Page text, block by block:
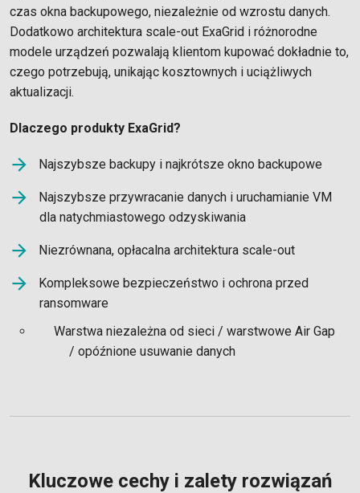
czas okna backupowego, niezależnie od wzrostu danych.
Dodatkowo architektura scale-out ExaGrid i różnorodne
modele urządzeń pozwalają klientom kupować dokładnie to,
czego potrzebują, unikając kosztownych i uciążliwych
aktualizacji.
Dlaczego produkty ExaGrid?
Najszybsze backupy i najkrótsze okno backupowe
Najszybsze przywracanie danych i uruchamianie VM
dla natychmiastowego odzyskiwania
Niezrównana, opłacalna architektura scale-out
Kompleksowe bezpieczeństwo i ochrona przed
ransomware
Warstwa niezależna od sieci / warstwowe Air Gap
/ opóźnione usuwanie danych
Kluczowe cechy i zalety rozwiązań